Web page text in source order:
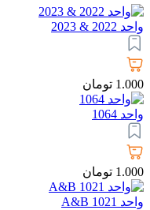
واحد 2022 & 2023
1.000 تومان
واحد 1064
1.000 تومان
واحد 1021 A&B